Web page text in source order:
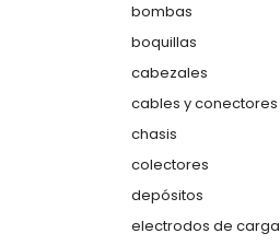
bombas
boquillas
cabezales
cables y conectores
chasis
colectores
depósitos
electrodos de carga